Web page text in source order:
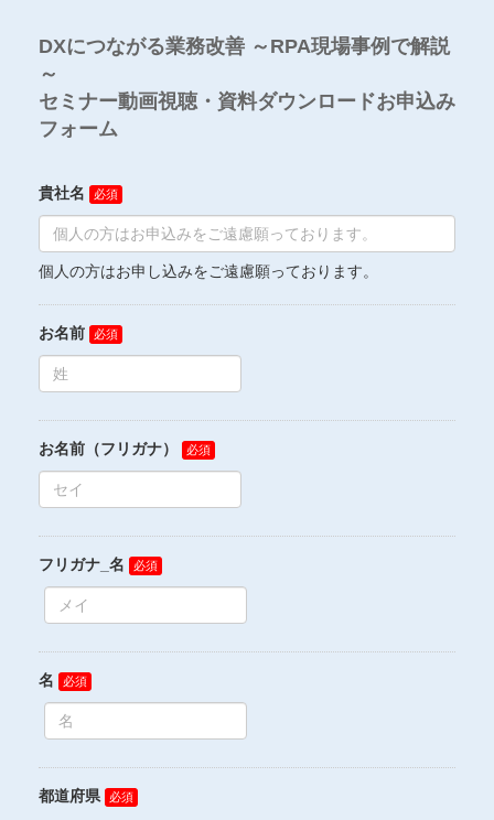
DXにつながる業務改善 ～RPA現場事例で解説
～
セミナー動画視聴・資料ダウンロードお申込み
フォーム
貴社名
個人の方はお申し込みをご遠慮願っております。
お名前
お名前（フリガナ）
フリガナ_名
名
都道府県